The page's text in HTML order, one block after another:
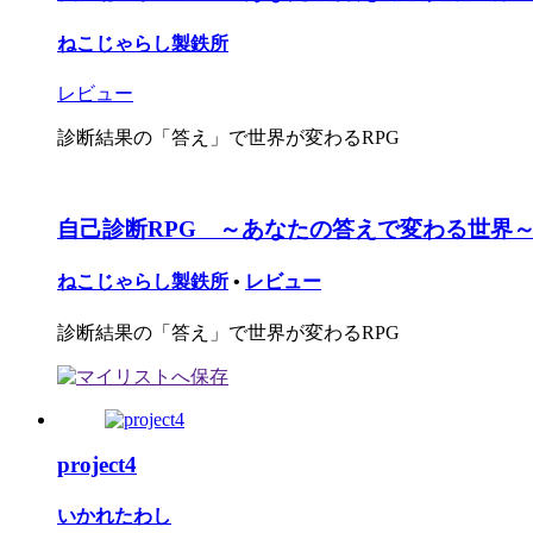
ねこじゃらし製鉄所
レビュー
診断結果の「答え」で世界が変わるRPG
自己診断RPG ～あなたの答えで変わる世界～
ねこじゃらし製鉄所 • レビュー
診断結果の「答え」で世界が変わるRPG
project4
いかれたわし